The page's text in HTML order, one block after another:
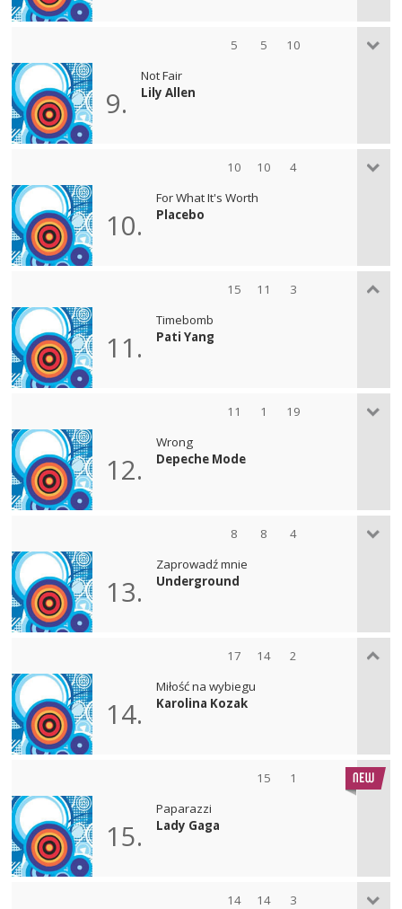
5 5 10
9.
Not Fair
Lily Allen
10 10 4
10.
For What It's Worth
Placebo
15 11 3
11.
Timebomb
Pati Yang
11 1 19
12.
Wrong
Depeche Mode
8 8 4
13.
Zaprowadź mnie
Underground
17 14 2
14.
Miłość na wybiegu
Karolina Kozak
15 1
15.
Paparazzi
Lady Gaga
14 14 3